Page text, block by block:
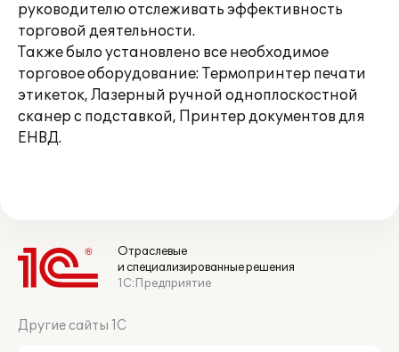
руководителю отслеживать эффективность
торговой деятельности.
Также было установлено все необходимое
торговое оборудование: Термопринтер печати
этикеток, Лазерный ручной одноплоскостной
сканер с подставкой, Принтер документов для
ЕНВД.
Отраслевые
и специализированные решения
1С:Предприятие
Другие сайты 1С